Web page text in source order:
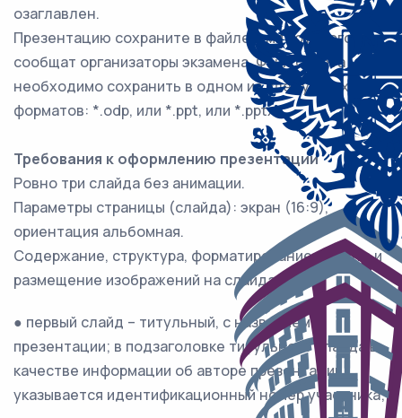
озаглавлен.
Презентацию сохраните в файле, имя которого Вам
сообщат организаторы экзамена. Файл ответа
необходимо сохранить в одном из следующих
форматов: *.odp, или *.ppt, или *.pptx.
Требования к оформлению презентации
Ровно три слайда без анимации.
Параметры страницы (слайда): экран (16:9),
ориентация альбомная.
Содержание, структура, форматирование шрифта и
размещение изображений на слайдах:
● первый слайд – титульный, с названием
презентации; в подзаголовке титульного слайда в
качестве информации об авторе презентации
указывается идентификационный номер участника;